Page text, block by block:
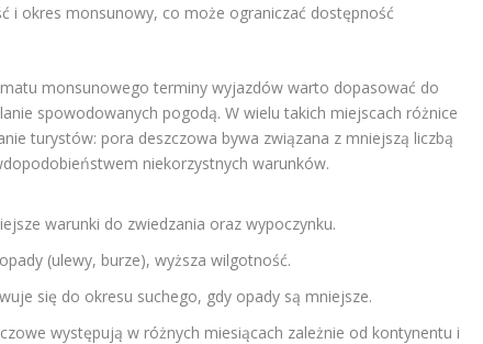
i okres monsunowy, co może ograniczać dostępność
monsunowego terminy wyjazdów warto dopasować do
spowodowanych pogodą. W wielu takich miejscach różnice
turystów: pora deszczowa bywa związana z mniejszą liczbą
niekorzystnych warunków.
warunki do zwiedzania oraz wypoczynku.
(ulewy, burze), wyższa wilgotność.
się do okresu suchego, gdy opady są mniejsze.
występują w różnych miesiącach zależnie od kontynentu i